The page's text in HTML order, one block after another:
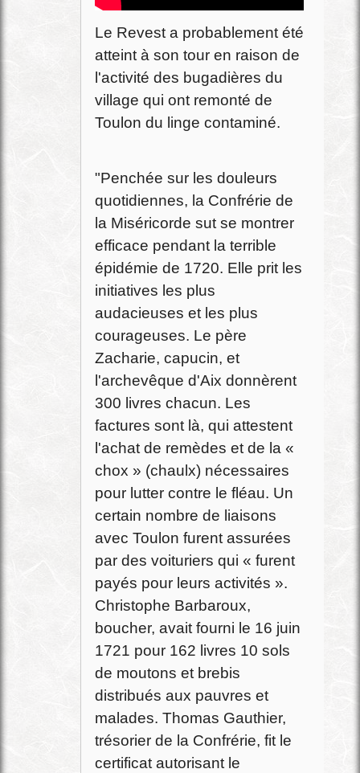
Le Revest a probablement été
atteint à son tour en raison de
l'activité des bugadières du
village qui ont remonté de
Toulon du linge contaminé.
"Penchée sur les douleurs
quotidiennes, la Confrérie de
la Miséricorde sut se montrer
efficace pendant la terrible
épidémie de 1720. Elle prit les
initiatives les plus
audacieuses et les plus
courageuses. Le père
Zacharie, capucin, et
l'archevêque d'Aix donnèrent
300 livres chacun. Les
factures sont là, qui attestent
l'achat de remèdes et de la «
chox » (chaulx) nécessaires
pour lutter contre le fléau. Un
certain nombre de liaisons
avec Toulon furent assurées
par des voituriers qui « furent
payés pour leurs activités ».
Christophe Barbaroux,
boucher, avait fourni le 16 juin
1721 pour 162 livres 10 sols
de moutons et brebis
distribués aux pauvres et
malades. Thomas Gauthier,
trésorier de la Confrérie, fit le
certificat autorisant le